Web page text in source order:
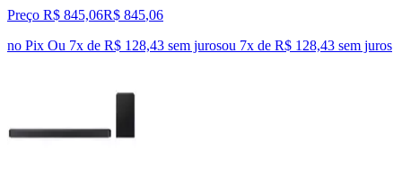
Preço R$ 845,06R$ 845,06
no Pix Ou 7x de R$ 128,43 sem jurosou 7x de R$ 128,43 sem juros